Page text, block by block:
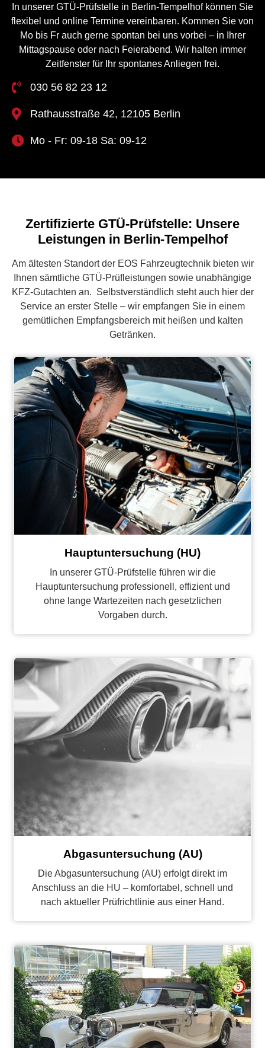
In unserer GTÜ-Prüfstelle in Berlin-Tempelhof können Sie
flexibel und online Termine vereinbaren. Kommen Sie von
Mo bis Fr auch gerne spontan bei uns vorbei – in Ihrer
Mittagspause oder nach Feierabend. Wir halten immer
Zeitfenster für Ihr spontanes Anliegen frei.
030 56 82 23 12
Rathausstraße 42, 12105 Berlin
Mo - Fr: 09-18 Sa: 09-12
Zertifizierte GTÜ-Prüfstelle: Unsere
Leistungen in Berlin-Tempelhof
Am ältesten Standort der EOS Fahrzeugtechnik bieten wir
Ihnen sämtliche GTÜ-Prüfleistungen sowie unabhängige
KFZ-Gutachten an. Selbstverständlich steht auch hier der
Service an erster Stelle – wir empfangen Sie in einem
gemütlichen Empfangsbereich mit heißen und kalten
Getränken.
Hauptuntersuchung (HU)
In unserer GTÜ-Prüfstelle führen wir die
Hauptuntersuchung professionell, effizient und
ohne lange Wartezeiten nach gesetzlichen
Vorgaben durch.
Abgasuntersuchung (AU)
Die Abgasuntersuchung (AU) erfolgt direkt im
Anschluss an die HU – komfortabel, schnell und
nach aktueller Prüfrichtlinie aus einer Hand.